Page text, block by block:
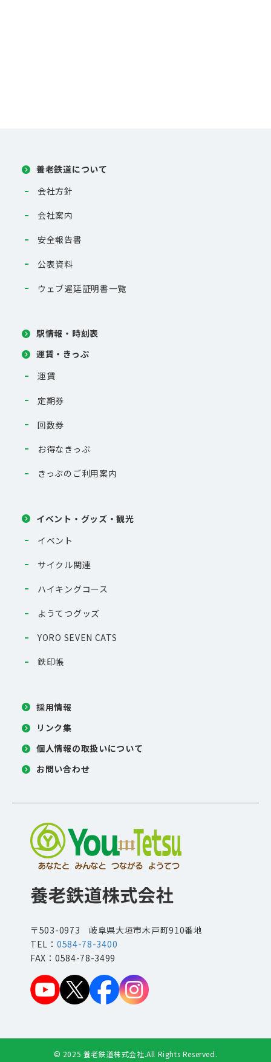
養老鉄道について
会社方針
会社案内
安全報告書
公表資料
ウェブ遅延証明書一覧
駅情報・時刻表
運賃・きっぷ
運賃
定期券
回数券
お得なきっぷ
きっぷのご利用案内
イベント・グッズ・観光
イベント
サイクル関連
ハイキングコース
ようてつグッズ
YORO SEVEN CATS
鉄印帳
採用情報
リンク集
個人情報の取扱いについて
お問い合わせ
〒503-0973 岐阜県大垣市木戸町910番地
TEL： 0584-78-3400
FAX：0584-78-3499
© 2025 養老鉄道株式会社.All Rights Reserved.